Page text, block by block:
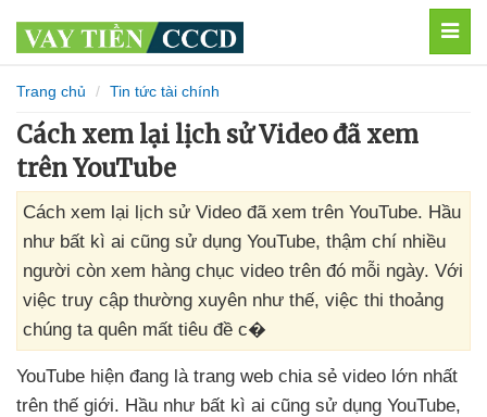
Trang chủ Tin tức tài chính
Cách xem lại lịch sử Video đã xem
trên YouTube
Cách xem lại lịch sử Video đã xem trên YouTube. Hầu
như bất kì ai cũng sử dụng YouTube, thậm chí nhiều
người còn xem hàng chục video trên đó mỗi ngày. Với
việc truy cập thường xuyên như thế, việc thi thoảng
chúng ta quên mất tiêu đề c�
YouTube hiện đang là trang web chia sẻ video lớn nhất
trên thế giới. Hầu như bất kì ai cũng sử dụng YouTube,